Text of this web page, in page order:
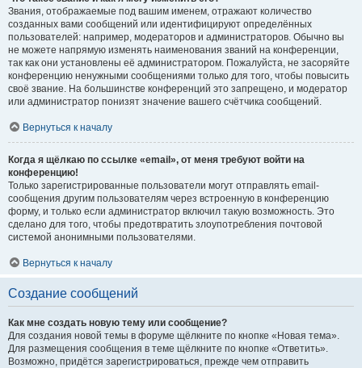
Звания, отображаемые под вашим именем, отражают количество
созданных вами сообщений или идентифицируют определённых
пользователей: например, модераторов и администраторов. Обычно вы
не можете напрямую изменять наименования званий на конференции,
так как они установлены её администратором. Пожалуйста, не засоряйте
конференцию ненужными сообщениями только для того, чтобы повысить
своё звание. На большинстве конференций это запрещено, и модератор
или администратор понизят значение вашего счётчика сообщений.
Вернуться к началу
Когда я щёлкаю по ссылке «email», от меня требуют войти на
конференцию!
Только зарегистрированные пользователи могут отправлять email-
сообщения другим пользователям через встроенную в конференцию
форму, и только если администратор включил такую возможность. Это
сделано для того, чтобы предотвратить злоупотребления почтовой
системой анонимными пользователями.
Вернуться к началу
Создание сообщений
Как мне создать новую тему или сообщение?
Для создания новой темы в форуме щёлкните по кнопке «Новая тема».
Для размещения сообщения в теме щёлкните по кнопке «Ответить».
Возможно, придётся зарегистрироваться, прежде чем отправить